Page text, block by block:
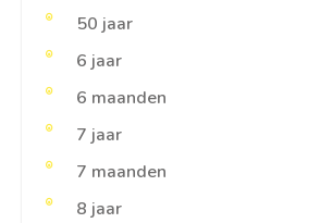
50 jaar
6 jaar
6 maanden
7 jaar
7 maanden
8 jaar